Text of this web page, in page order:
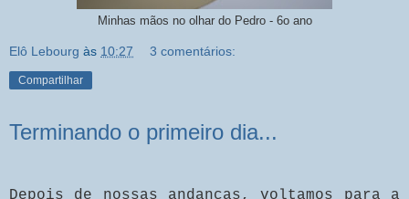
Minhas mãos no olhar do Pedro - 6o ano
Elô Lebourg às 10:27 3 comentários:
Compartilhar
Terminando o primeiro dia...
Depois de nossas andanças, voltamos para a